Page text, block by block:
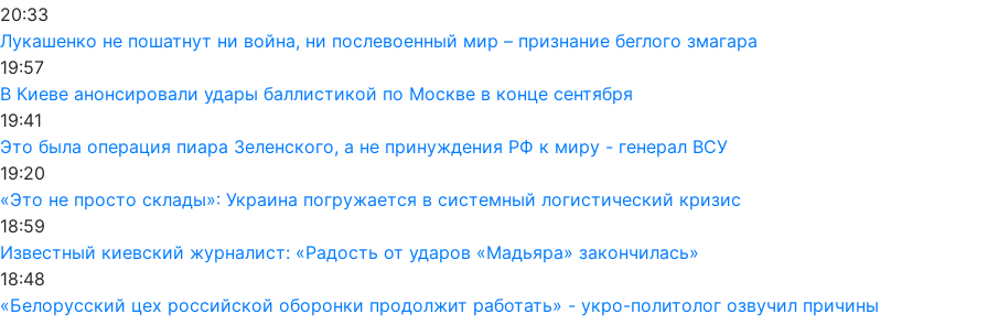
20:33
Лукашенко не пошатнут ни война, ни послевоенный мир – признание беглого змагара
19:57
В Киеве анонсировали удары баллистикой по Москве в конце сентября
19:41
Это была операция пиара Зеленского, а не принуждения РФ к миру - генерал ВСУ
19:20
«Это не просто склады»: Украина погружается в системный логистический кризис
18:59
Известный киевский журналист: «Радость от ударов «Мадьяра» закончилась»
18:48
«Белорусский цех российской оборонки продолжит работать» - укро-политолог озвучил причины